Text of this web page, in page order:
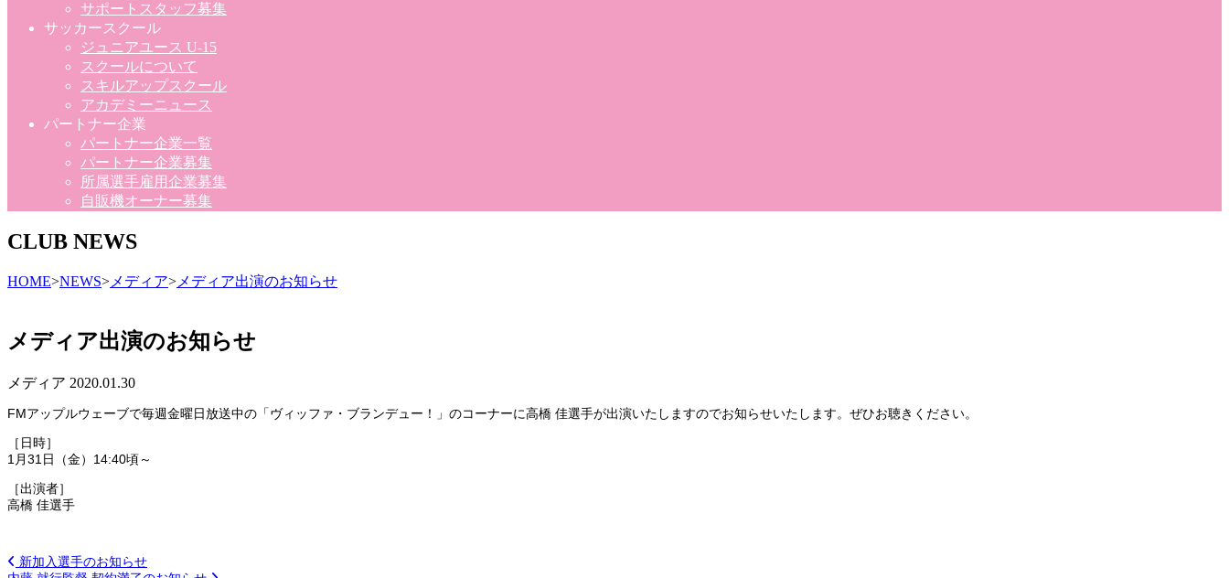
サポートスタッフ募集
サッカースクール
ジュニアユース U-15
スクールについて
スキルアップスクール
アカデミーニュース
パートナー企業
パートナー企業一覧
パートナー企業募集
所属選手雇用企業募集
自販機オーナー募集
CLUB NEWS
HOME>NEWS> メディア> メディア出演のお知らせ
メディア出演のお知らせ
メディア 2020.01.30
FMアップルウェーブで毎週金曜日放送中の「ヴィッファ・ブランデュー！」のコーナーに高橋 佳選手が出演いたしますのでお知らせいたします。ぜひお聴きください。
［日時］
1月31日（金）14:40頃～
［出演者］
高橋 佳選手
新加入選手のお知らせ